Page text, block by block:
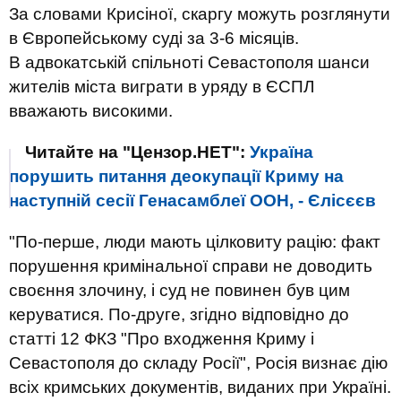
За словами Крисіної, скаргу можуть розглянути
в Європейському суді за 3-6 місяців.
В адвокатській спільноті Севастополя шанси
жителів міста виграти в уряду в ЄСПЛ
вважають високими.
Читайте на "Цензор.НЕТ": Україна
порушить питання деокупації Криму на
наступній сесії Генасамблеї ООН, - Єлісєєв
"По-перше, люди мають цілковиту рацію: факт
порушення кримінальної справи не доводить
своєння злочину, і суд не повинен був цим
керуватися. По-друге, згідно відповідно до
статті 12 ФКЗ "Про входження Криму і
Севастополя до складу Росії", Росія визнає дію
всіх кримських документів, виданих при Україні.